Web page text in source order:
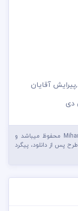
,پیرایش آقایان
دی
تمام حقوق این طرح برای فروشگاه MihanPSD.ir محفوظ میباشد و
پس از دانلود، پیگرد